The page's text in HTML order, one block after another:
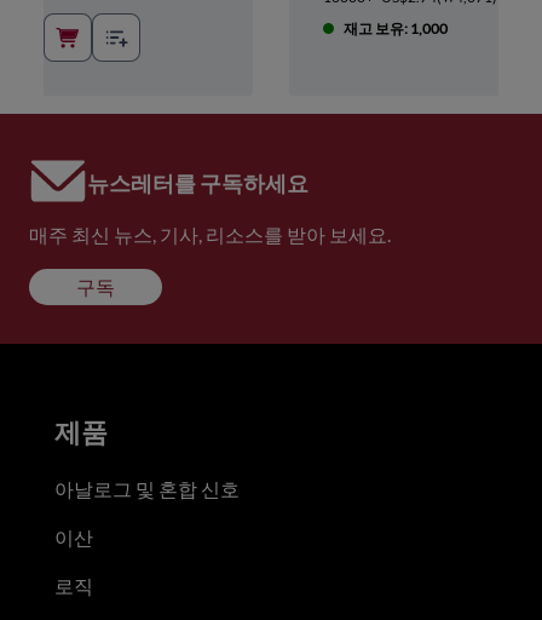
재고 보유: 1,000
뉴스레터를 구독하세요
매주 최신 뉴스, 기사, 리소스를 받아 보세요.
구독
제품
아날로그 및 혼합 신호
이산
로직